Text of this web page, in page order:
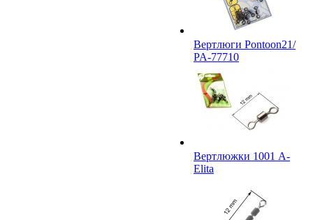
Вертлюги Pontoon21/
PA-77710
Вертлюжки 1001 A-
Elita